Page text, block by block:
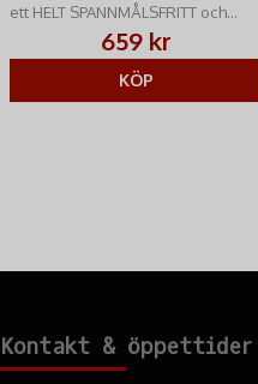
Glucosamin 0.025%
Tillsatser
Vitamin B1 12 mg
Vitamin B6 9 mg
ett HELT SPANNMÅLSFRITT och
köttbaserat helfoder till unga och
vuxna hundar av alla raser.
659 kr
KÖP
Kontakt & öppettider